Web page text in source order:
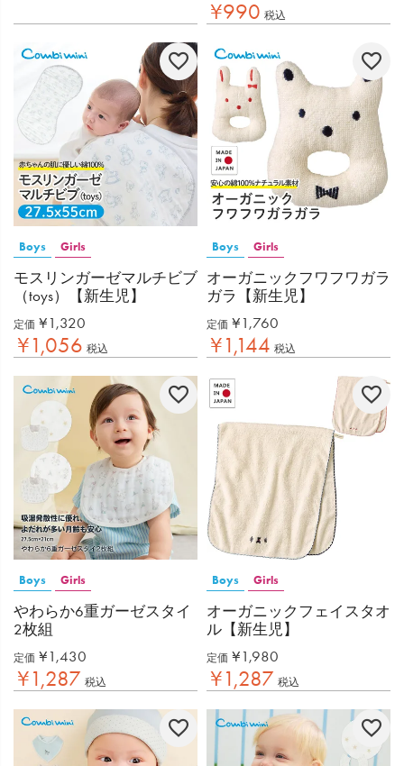
¥990 税込
Boys Girls
モスリンガーゼマルチビブ
（toys）【新生児】
定価 ¥ 1,320
¥1,056 税込
Boys Girls
オーガニックフワフワガラ
ガラ【新生児】
定価 ¥ 1,760
¥1,144 税込
Boys Girls
やわらか6重ガーゼスタイ
2枚組
定価 ¥ 1,430
¥1,287 税込
Boys Girls
オーガニックフェイスタオ
ル【新生児】
定価 ¥ 1,980
¥1,287 税込